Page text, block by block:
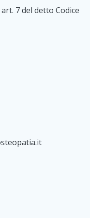
7 del detto Codice